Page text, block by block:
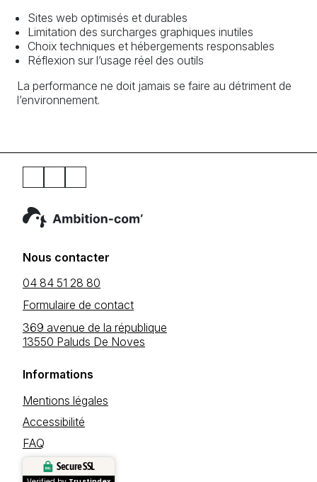
Sites web optimisés et durables
Limitation des surcharges graphiques inutiles
Choix techniques et hébergements responsables
Réflexion sur l’usage réel des outils
La performance ne doit jamais se faire au détriment de
l’environnement.
Nous contacter
04 84 51 28 80
Formulaire de contact
369 avenue de la république
13550 Paluds De Noves
Informations
Mentions légales
Accessibilité
FAQ
Secure SSL